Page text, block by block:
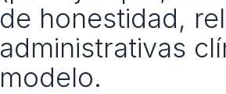
de honestidad,
administrativas
modelo.